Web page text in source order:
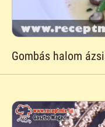
Gombás halom